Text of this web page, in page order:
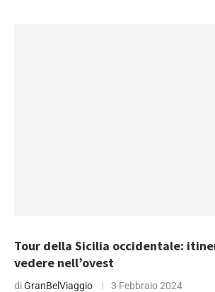
Tour della Sicilia occidentale:
vedere nell’ovest
diGranBelViaggio 3 Febbraio 2024